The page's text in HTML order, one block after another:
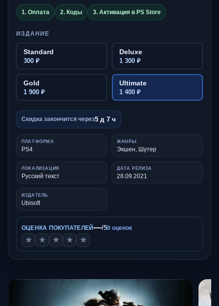
1. Оплата 2. Коды 3. Активация в PS Store
ИЗДАНИЕ
Standard
300 ₽
Deluxe
1 300 ₽
Gold
1 900 ₽
Ultimate
1 400 ₽
Скидка закончится через5 д 7 ч
ПЛАТФОРМА
PS4
ЖАНРЫ
Экшен, Шутер
ЛОКАЛИЗАЦИЯ
Русский текст
ДАТА РЕЛИЗА
28.09.2021
ИЗДАТЕЛЬ
Ubisoft
ОЦЕНКА ПОКУПАТЕЛЕЙ—/50 оценок
★ ★ ★ ★ ★